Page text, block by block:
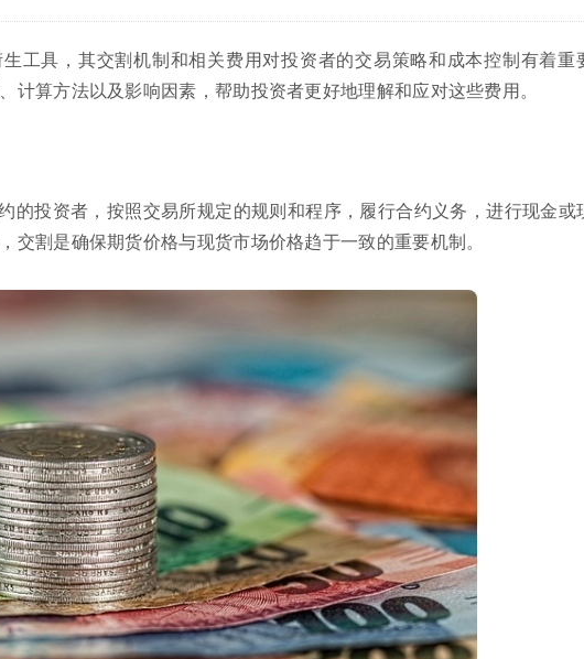
工具，其交割机制和相关费用对投资者的交易策略和成本控制有着重
算方法以及影响因素，帮助投资者更好地理解和应对这些费用。
的投资者，按照交易所规定的规则和程序，履行合约义务，进行现金或
交割是确保期货价格与现货市场价格趋于一致的重要机制。